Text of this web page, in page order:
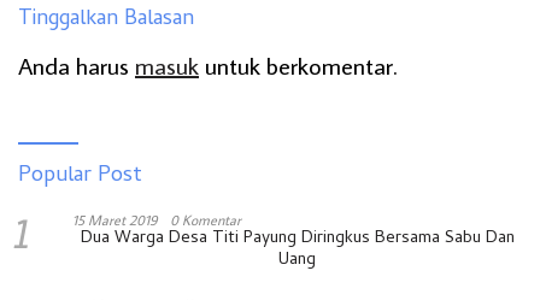
Tinggalkan Balasan
Anda harus masuk untuk berkomentar.
Popular Post
1 15 Maret 2019 0 Komentar
Dua Warga Desa Titi Payung Diringkus Bersama Sabu Dan
Uang